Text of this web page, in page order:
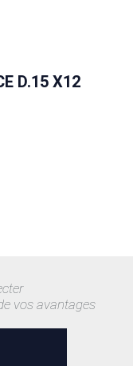
D.15 X12
vos avantages